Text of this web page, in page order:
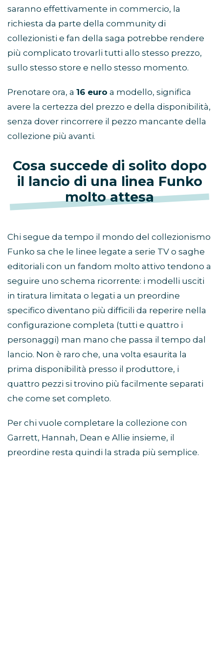
saranno effettivamente in commercio, la
richiesta da parte della community di
collezionisti e fan della saga potrebbe rendere
più complicato trovarli tutti allo stesso prezzo,
sullo stesso store e nello stesso momento.
Prenotare ora, a 16 euro a modello, significa
avere la certezza del prezzo e della disponibilità,
senza dover rincorrere il pezzo mancante della
collezione più avanti.
Cosa succede di solito dopo
il lancio di una linea Funko
molto attesa
Chi segue da tempo il mondo del collezionismo
Funko sa che le linee legate a serie TV o saghe
editoriali con un fandom molto attivo tendono a
seguire uno schema ricorrente: i modelli usciti
in tiratura limitata o legati a un preordine
specifico diventano più difficili da reperire nella
configurazione completa (tutti e quattro i
personaggi) man mano che passa il tempo dal
lancio. Non è raro che, una volta esaurita la
prima disponibilità presso il produttore, i
quattro pezzi si trovino più facilmente separati
che come set completo.
Per chi vuole completare la collezione con
Garrett, Hannah, Dean e Allie insieme, il
preordine resta quindi la strada più semplice.